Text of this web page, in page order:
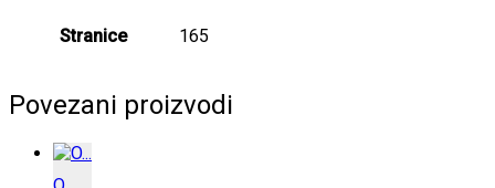
Stranice 165
Povezani proizvodi